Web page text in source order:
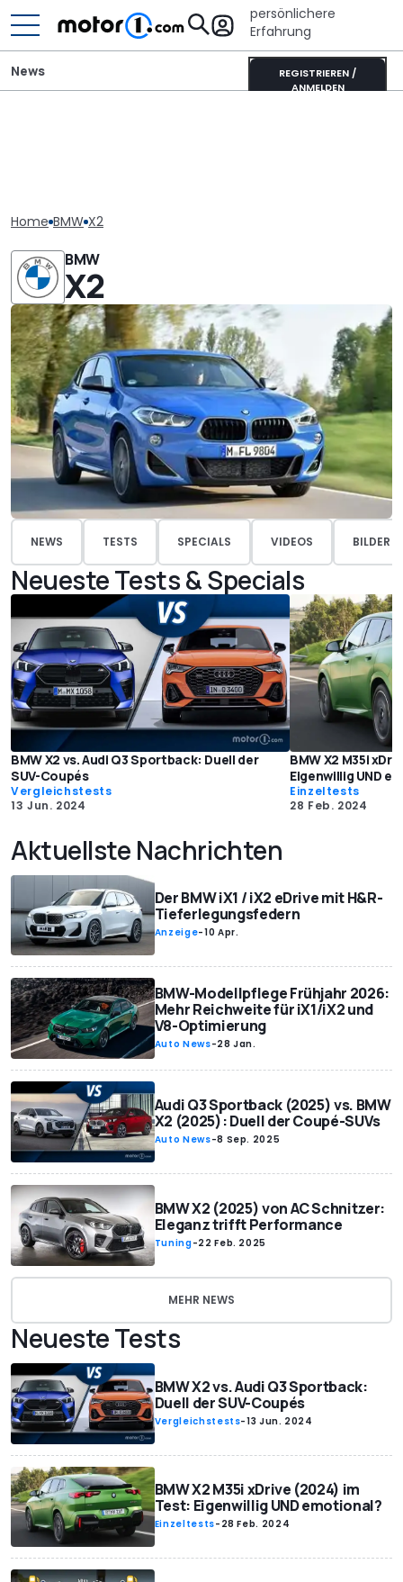
persönlichere
Erfahrung
REGISTRIEREN /
ANMELDEN
News
Home BMW X2
BMW
X2
NEWS TESTS SPECIALS VIDEOS BILDER
Neueste Tests & Specials
BMW X2 vs. Audi Q3 Sportback: Duell der
SUV-Coupés
Vergleichstests
13 Jun. 2024
BMW X2 M35i
Eigenwillig UND
Einzeltests
28 Feb. 2024
Aktuellste Nachrichten
Der BMW iX1 / iX2 eDrive mit H&R-
Tieferlegungsfedern
Anzeige-10 Apr.
BMW-Modellpflege Frühjahr 2026:
Mehr Reichweite für iX1/iX2 und
V8-Optimierung
Auto News-28 Jan.
Audi Q3 Sportback (2025) vs. BMW
X2 (2025): Duell der Coupé-SUVs
Auto News-8 Sep. 2025
BMW X2 (2025) von AC Schnitzer:
Eleganz trifft Performance
Tuning-22 Feb. 2025
MEHR NEWS
Neueste Tests
BMW X2 vs. Audi Q3 Sportback:
Duell der SUV-Coupés
Vergleichstests-13 Jun. 2024
BMW X2 M35i xDrive (2024) im
Test: Eigenwillig UND emotional?
Einzeltests- 28 Feb. 2024